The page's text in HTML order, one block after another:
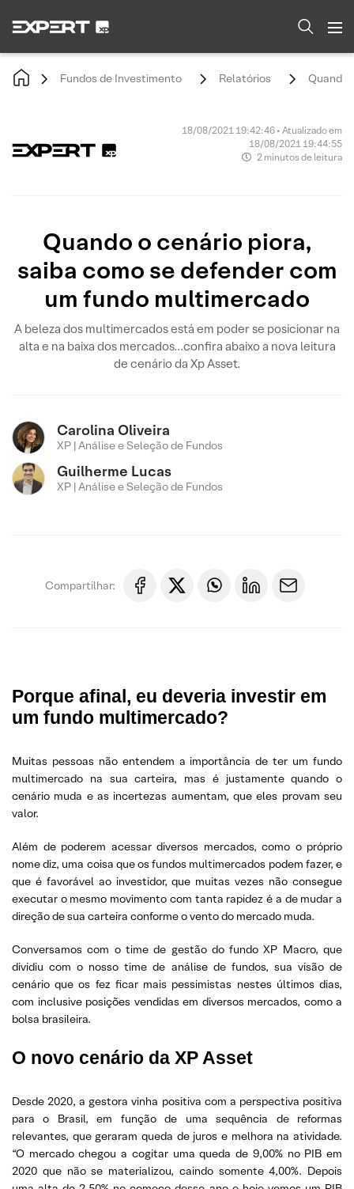
Fundos de Investimento Relatórios Quando
18/08/2021 19:42:46 • Atualizado em
18/08/2021 19:44:55
2 minutos de leitura
Quando o cenário piora,
saiba como se defender com
um fundo multimercado
A beleza dos multimercados está em poder se posicionar na
alta e na baixa dos mercados...confira abaixo a nova leitura
de cenário da Xp Asset.
Carolina Oliveira
XP | Análise e Seleção de Fundos
Guilherme Lucas
XP | Análise e Seleção de Fundos
Compartilhar:
Porque afinal, eu deveria investir em
um fundo multimercado?
Muitas pessoas não entendem a importância de ter um fundo
multimercado na sua carteira, mas é justamente quando o
cenário muda e as incertezas aumentam, que eles provam seu
valor.
Além de poderem acessar diversos mercados, como o próprio
nome diz, uma coisa que os fundos multimercados podem fazer, e
que é favorável ao investidor, que muitas vezes não consegue
executar o mesmo movimento com tanta rapidez é a de mudar a
direção de sua carteira conforme o vento do mercado muda.
Conversamos com o time de gestão do fundo XP Macro, que
dividiu com o nosso time de análise de fundos, sua visão de
cenário que os fez ficar mais pessimistas nestes últimos dias,
com inclusive posições vendidas em diversos mercados, como a
bolsa brasileira.
O novo cenário da XP Asset
Desde 2020, a gestora vinha positiva com a perspectiva positiva
para o Brasil, em função de uma sequência de reformas
relevantes, que geraram queda de juros e melhora na atividade.
“O mercado chegou a cogitar uma queda de 9,00% no PIB em
2020 que não se materializou, caindo somente 4,00%. Depois